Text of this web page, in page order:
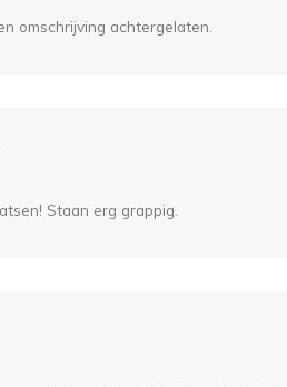
omschrijving achtergelaten.
Staan erg grappig.